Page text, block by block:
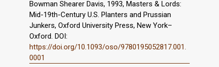
Bowman Shearer Davis, 1993, Masters & Lords:
Mid-19th-Century U.S. Planters and Prussian
Junkers, Oxford University Press, New York–
Oxford. DOI:
https://doi.org/10.1093/oso/9780195052817.001.
0001